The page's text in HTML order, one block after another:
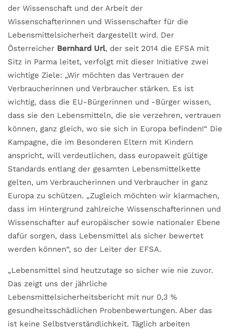
der Wissenschaft und der Arbeit der
Wissenschafterinnen und Wissenschafter für die
Lebensmittelsicherheit dargestellt wird. Der
Österreicher Bernhard Url, der seit 2014 die EFSA mit
Sitz in Parma leitet, verfolgt mit dieser Initiative zwei
wichtige Ziele: „Wir möchten das Vertrauen der
Verbraucherinnen und Verbraucher stärken. Es ist
wichtig, dass die EU-Bürgerinnen und -Bürger wissen,
dass sie den Lebensmitteln, die sie verzehren, vertrauen
können, ganz gleich, wo sie sich in Europa befinden!“ Die
Kampagne, die im Besonderen Eltern mit Kindern
anspricht, will verdeutlichen, dass europaweit gültige
Standards entlang der gesamten Lebensmittelkette
gelten, um Verbraucherinnen und Verbraucher in ganz
Europa zu schützen. „Zugleich möchten wir klarmachen,
dass im Hintergrund zahlreiche Wissenschafterinnen und
Wissenschafter auf europäischer sowie nationaler Ebene
dafür sorgen, dass Lebensmittel als sicher bewertet
werden können“, so der Leiter der EFSA.
„Lebensmittel sind heutzutage so sicher wie nie zuvor.
Das zeigt uns der jährliche
Lebensmittelsicherheitsbericht mit nur 0,3 %
gesundheitsschädlichen Probenbewertungen. Aber das
ist keine Selbstverständlichkeit. Täglich arbeiten